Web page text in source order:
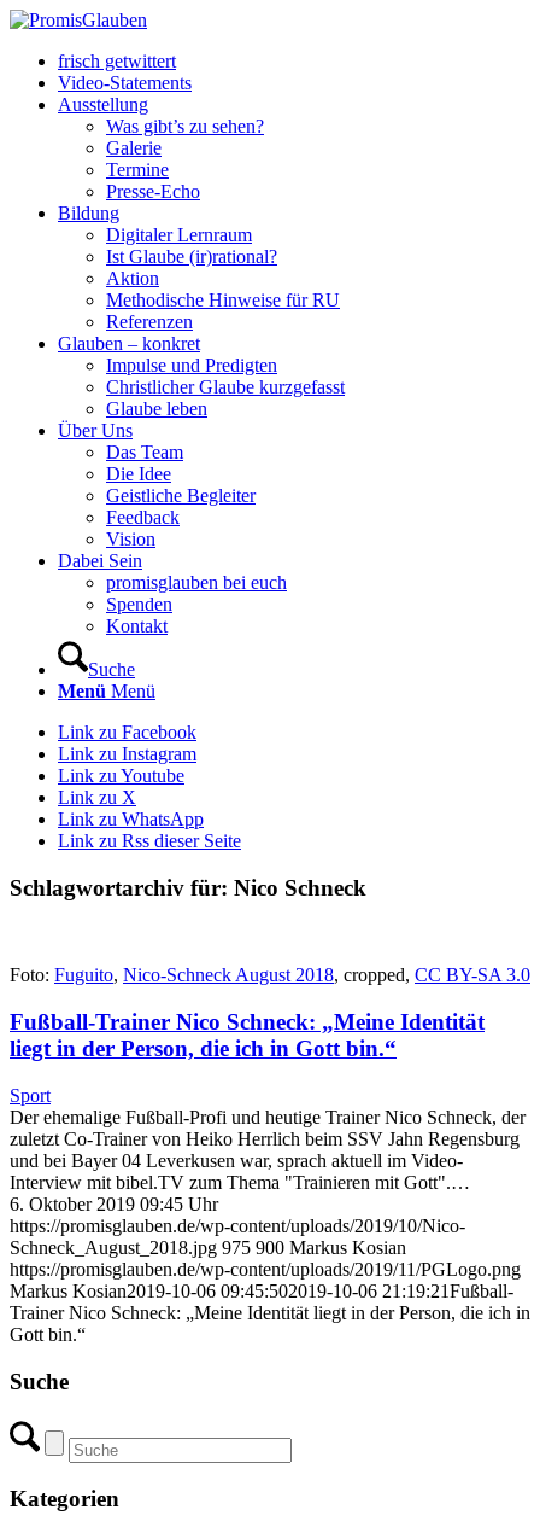
frisch getwittert
Video-Statements
Ausstellung
Was gibt’s zu sehen?
Galerie
Termine
Presse-Echo
Bildung
Digitaler Lernraum
Ist Glaube (ir)rational?
Aktion
Methodische Hinweise für RU
Referenzen
Glauben – konkret
Impulse und Predigten
Christlicher Glaube kurzgefasst
Glaube leben
Über Uns
Das Team
Die Idee
Geistliche Begleiter
Feedback
Vision
Dabei Sein
promisglauben bei euch
Spenden
Kontakt
Suche
Menü Menü
Link zu Facebook
Link zu Instagram
Link zu Youtube
Link zu X
Link zu WhatsApp
Link zu Rss dieser Seite
Schlagwortarchiv für: Nico Schneck
Foto: Fuguito, Nico-Schneck August 2018, cropped, CC BY-SA 3.0
Fußball-Trainer Nico Schneck: „Meine Identität
liegt in der Person, die ich in Gott bin.“
Sport
Der ehemalige Fußball-Profi und heutige Trainer Nico Schneck, der
zuletzt Co-Trainer von Heiko Herrlich beim SSV Jahn Regensburg
und bei Bayer 04 Leverkusen war, sprach aktuell im Video-
Interview mit bibel.TV zum Thema "Trainieren mit Gott".…
6. Oktober 2019 09:45 Uhr
https://promisglauben.de/wp-content/uploads/2019/10/Nico-
Schneck_August_2018.jpg 975 900 Markus Kosian
https://promisglauben.de/wp-content/uploads/2019/11/PGLogo.png
Markus Kosian2019-10-06 09:45:502019-10-06 21:19:21Fußball-
Trainer Nico Schneck: „Meine Identität liegt in der Person, die ich in
Gott bin.“
Suche
Kategorien